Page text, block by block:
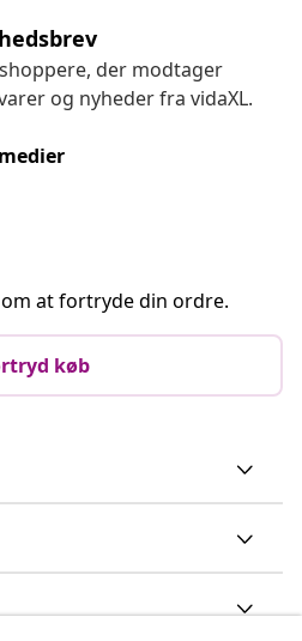
der modtager
og nyheder fra vidaXL.
at fortryde din ordre.
køb